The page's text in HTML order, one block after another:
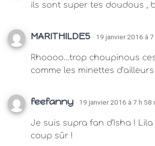
ils sont super tes doudous ,
MARITHILDE5 · 19 janvier 2016 à
Rhoooo…trop choupinous
comme les minettes d’ailleurs
feefanny · 19 janvier 2016 à 7 h 58
Je suis supra fan d’Isha !
coup sûr !